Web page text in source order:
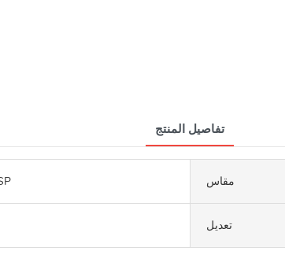
تفاصيل المنتج
مقاس
تعديل